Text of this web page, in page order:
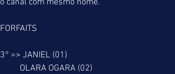
o canal com mesmo nome.
FORFAITS
3° => JANIEL (01)
          OLARA OGARA (02)